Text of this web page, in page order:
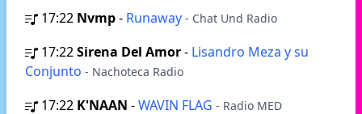
17:22 Nvmp- Runaway - Chat Und Radio
17:22Sirena Del Amor- Lisandro Meza y su
Conjunto - Nachoteca Radio
17:22 K'NAAN -WAVIN FLAG - Radio MED